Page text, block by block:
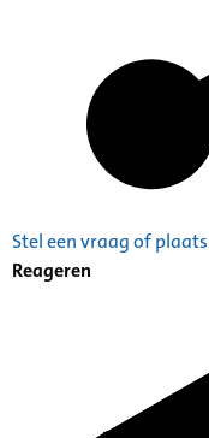
Stel een vraag of
Reageren